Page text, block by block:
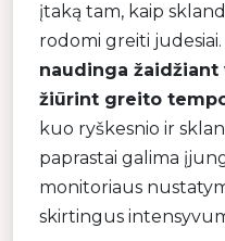
įtaką tam, kaip
rodomi greiti
naudinga žaidžiant
žiūrint greito
kuo ryškesnio ir
paprastai galima
monitoriaus
skirtingus